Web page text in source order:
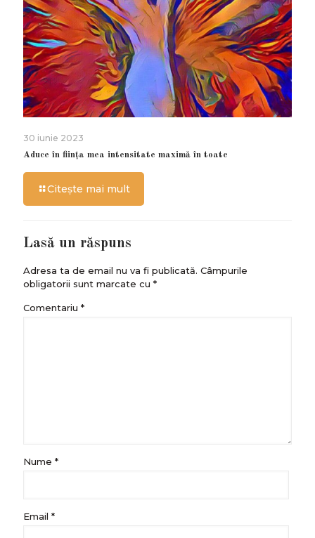
30 iunie 2023
Aduce în ființa mea intensitate maximă în toate
Citește mai mult
Lasă un răspuns
Adresa ta de email nu va fi publicată. Câmpurile
obligatorii sunt marcate cu *
Comentariu *
Nume *
Email *